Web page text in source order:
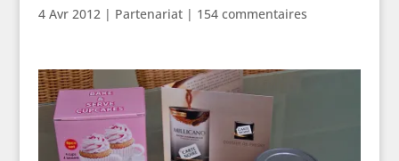
4 Avr 2012| Partenariat| 154 commentaires